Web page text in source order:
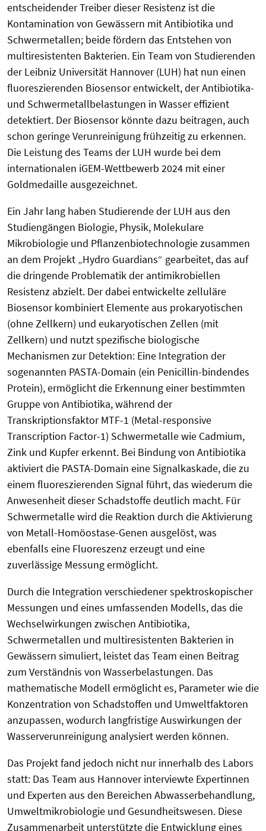
entscheidender Treiber dieser Resistenz ist die
Kontamination von Gewässern mit Antibiotika und
Schwermetallen; beide fördern das Entstehen von
multiresistenten Bakterien. Ein Team von Studierenden
der Leibniz Universität Hannover (LUH) hat nun einen
fluoreszierenden Biosensor entwickelt, der Antibiotika-
und Schwermetallbelastungen in Wasser effizient
detektiert. Der Biosensor könnte dazu beitragen, auch
schon geringe Verunreinigung frühzeitig zu erkennen.
Die Leistung des Teams der LUH wurde bei dem
internationalen iGEM-Wettbewerb 2024 mit einer
Goldmedaille ausgezeichnet.
Ein Jahr lang haben Studierende der LUH aus den
Studiengängen Biologie, Physik, Molekulare
Mikrobiologie und Pflanzenbiotechnologie zusammen
an dem Projekt „Hydro Guardians“ gearbeitet, das auf
die dringende Problematik der antimikrobiellen
Resistenz abzielt. Der dabei entwickelte zelluläre
Biosensor kombiniert Elemente aus prokaryotischen
(ohne Zellkern) und eukaryotischen Zellen (mit
Zellkern) und nutzt spezifische biologische
Mechanismen zur Detektion: Eine Integration der
sogenannten PASTA-Domain (ein Penicillin-bindendes
Protein), ermöglicht die Erkennung einer bestimmten
Gruppe von Antibiotika, während der
Transkriptionsfaktor MTF-1 (Metal-responsive
Transcription Factor-1) Schwermetalle wie Cadmium,
Zink und Kupfer erkennt. Bei Bindung von Antibiotika
aktiviert die PASTA-Domain eine Signalkaskade, die zu
einem fluoreszierenden Signal führt, das wiederum die
Anwesenheit dieser Schadstoffe deutlich macht. Für
Schwermetalle wird die Reaktion durch die Aktivierung
von Metall-Homöostase-Genen ausgelöst, was
ebenfalls eine Fluoreszenz erzeugt und eine
zuverlässige Messung ermöglicht.
Durch die Integration verschiedener spektroskopischer
Messungen und eines umfassenden Modells, das die
Wechselwirkungen zwischen Antibiotika,
Schwermetallen und multiresistenten Bakterien in
Gewässern simuliert, leistet das Team einen Beitrag
zum Verständnis von Wasserbelastungen. Das
mathematische Modell ermöglicht es, Parameter wie die
Konzentration von Schadstoffen und Umweltfaktoren
anzupassen, wodurch langfristige Auswirkungen der
Wasserverunreinigung analysiert werden können.
Das Projekt fand jedoch nicht nur innerhalb des Labors
statt: Das Team aus Hannover interviewte Expertinnen
und Experten aus den Bereichen Abwasserbehandlung,
Umweltmikrobiologie und Gesundheitswesen. Diese
Zusammenarbeit unterstützte die Entwicklung eines